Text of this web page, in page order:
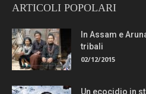
ARTICOLI POPOLARI
In Assam e
tribali
02/12/2015
Un ecocidio in